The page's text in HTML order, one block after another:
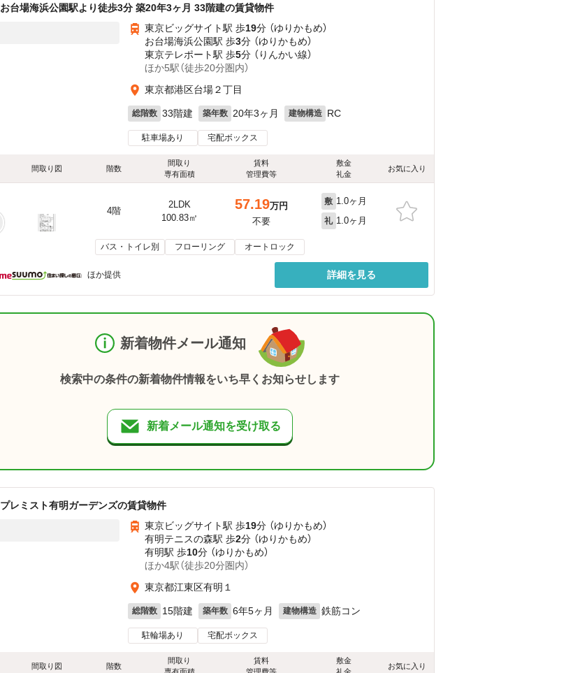
お台場海浜公園駅より徒歩3分 築20年3ヶ月 33階建の賃貸物件
東京ビッグサイト駅 歩19分 （ゆりかもめ）
お台場海浜公園駅 歩3分 （ゆりかもめ）
東京テレポート駅 歩5分 （りんかい線）
ほか5駅（徒歩20分圏内）
東京都港区台場２丁目
総階数 33階建 築年数 20年3ヶ月 建物構造 RC
駐車場あり 宅配ボックス
間取り図 階数
間取り
専有面積
賃料
管理費等
敷金
礼金
お気に入り
4階
2LDK
100.83㎡
57.19万円
不要
敷 1.0ヶ月
礼 1.0ヶ月
バス・トイレ別 フローリング オートロック
ほか提供 詳細を見る
新着物件メール通知
検索中の条件の新着物件情報をいち早くお知らせします
新着メール通知を受け取る
プレミスト有明ガーデンズの賃貸物件
東京ビッグサイト駅 歩19分 （ゆりかもめ）
有明テニスの森駅 歩2分 （ゆりかもめ）
有明駅 歩10分 （ゆりかもめ）
ほか4駅（徒歩20分圏内）
東京都江東区有明１
総階数 15階建 築年数 6年5ヶ月 建物構造 鉄筋コン
駐輪場あり 宅配ボックス
間取り図 階数
間取り
専有面積
賃料
管理費等
敷金
礼金
お気に入り